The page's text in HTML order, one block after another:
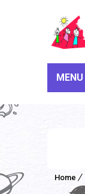
MENU
Home